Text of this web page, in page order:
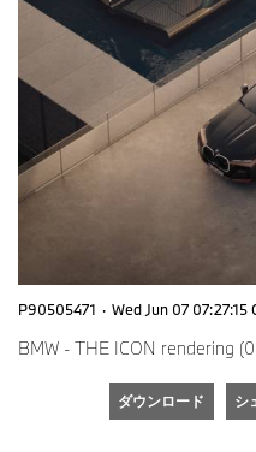
P90505471 · Wed Jun 07 07:27:15
BMW - THE ICON rendering
ダウンロード シ